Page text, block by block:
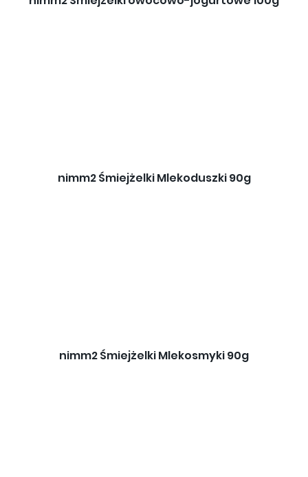
nimm2 Śmiejżelki Mlekoduszki 90g
nimm2 Śmiejżelki Mlekosmyki 90g